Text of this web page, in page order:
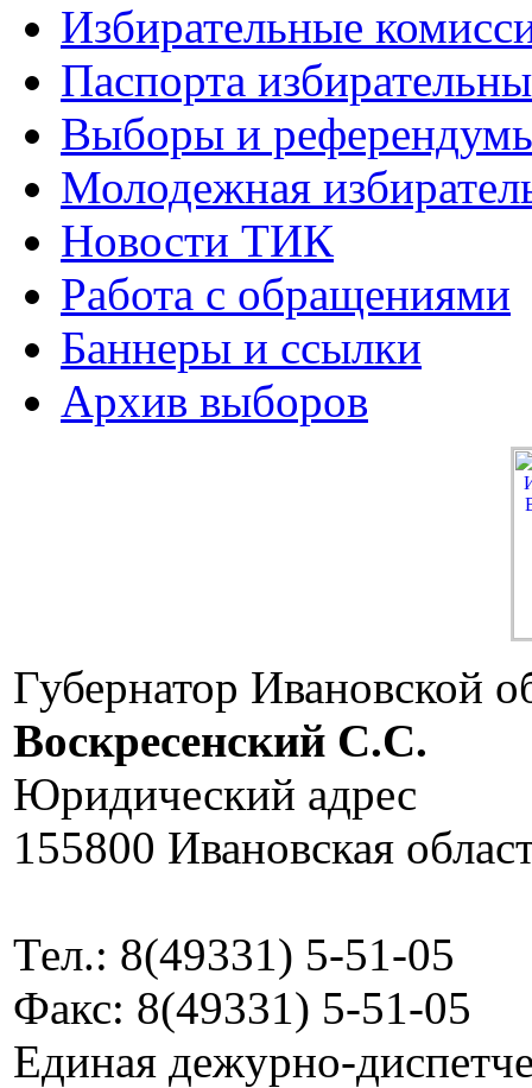
Избирательные
Паспорта
Выборы и
Молодежная
Новости ТИК
Работа с обращениями
Баннеры и ссылки
Архив выборов
Губернатор Ивановской
Воскресенский C.C.
Юридический адрес
155800 Ивановская
Тел.: 8(49331) 5-51-05
Факс: 8(49331) 5-51-05
Единая дежурно-